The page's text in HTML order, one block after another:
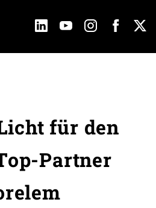
für den
Partner